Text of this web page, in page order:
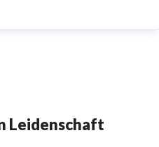
Leidenschaft